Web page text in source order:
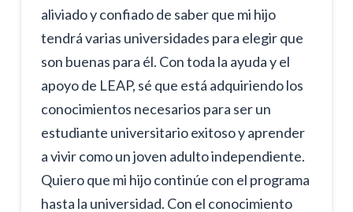
aliviado y confiado de saber que mi hijo
tendrá varias universidades para elegir que
son buenas para él. Con toda la ayuda y el
apoyo de LEAP, sé que está adquiriendo los
conocimientos necesarios para ser un
estudiante universitario exitoso y aprender
a vivir como un joven adulto independiente.
Quiero que mi hijo continúe con el programa
hasta la universidad. Con el conocimiento